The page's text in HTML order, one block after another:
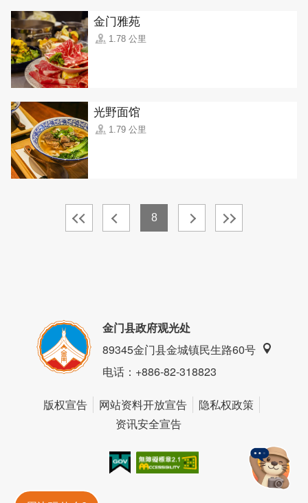
金门雅苑
1.78 公里
光野面馆
1.79 公里
8
金门县政府观光处
89345金门县金城镇民生路60号
电话：+886-82-318823
版权宣告 网站资料开放宣告
隐私权政策
资讯安全宣告